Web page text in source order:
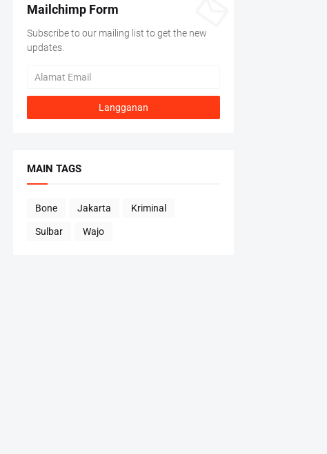
Mailchimp Form
Subscribe to our mailing list to get the new
updates.
MAIN TAGS
Bone Jakarta Kriminal
Sulbar Wajo